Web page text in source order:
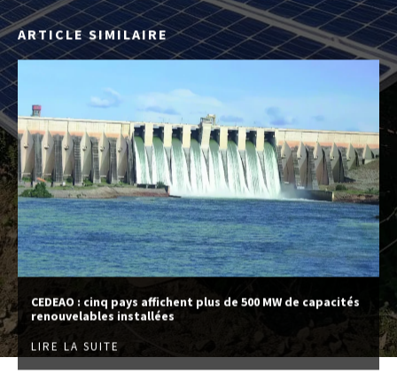
ARTICLE SIMILAIRE
CEDEAO : cinq pays affichent plus de 500 MW de capacités
renouvelables installées
LIRE LA SUITE